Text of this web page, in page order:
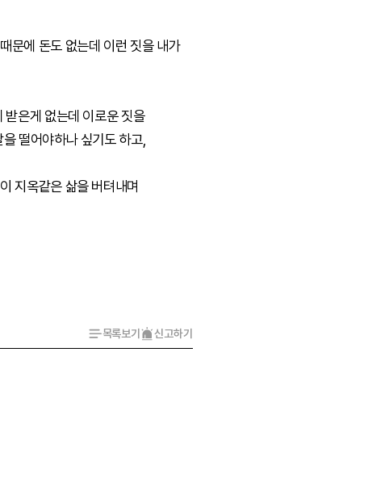
문에 돈도 없는데 이런 짓을 내가
받은게 없는데 이로운 짓을
떨어야하나 싶기도 하고,
지옥같은 삶을 버텨내며
목록보기 신고하기